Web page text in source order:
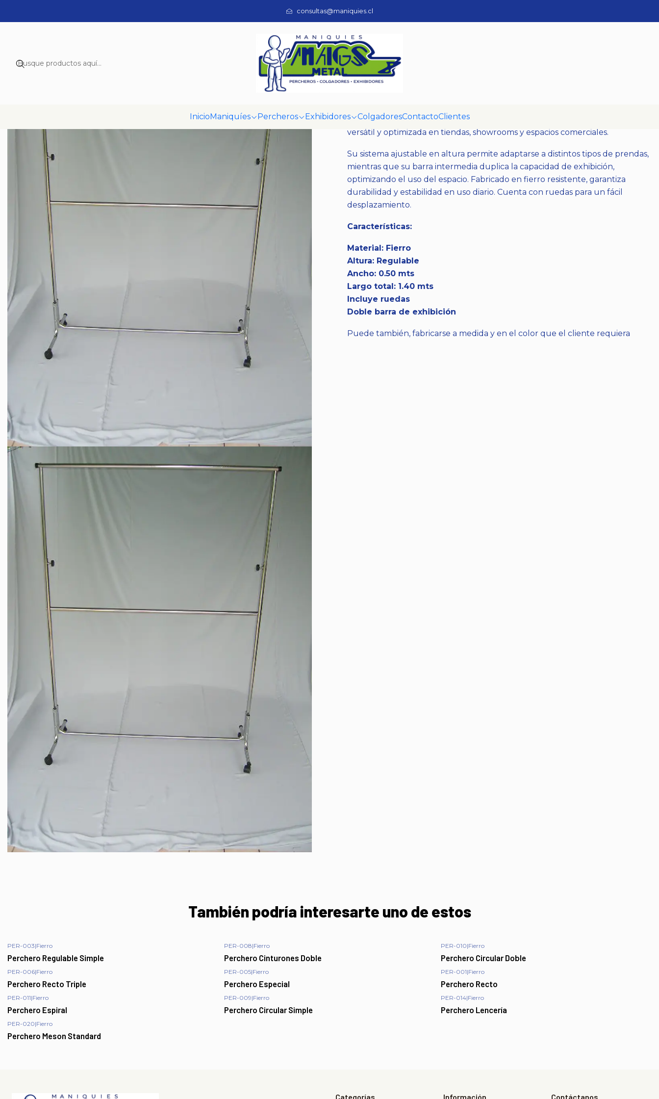
InicioManiquíes Percheros Exhibidores ColgadoresContactoClientes
consultas@maniquies.cl
Percheros Percheros Perchero Regulable Doble
|
Perchero Regulable Doble
Mostrar stock de ubicaciones
Perchero regulable doble metálico,
versátil y optimizada en tiendas, showrooms y espacios comerciales.
Su sistema ajustable en altura permite adaptarse a distintos tipos de prendas,
mientras que su barra intermedia duplica la capacidad de exhibición,
optimizando el uso del espacio. Fabricado en fierro resistente, garantiza
durabilidad y estabilidad en uso diario. Cuenta con ruedas para un fácil
desplazamiento.
Características:
Material: Fierro
Altura: Regulable
Ancho: 0.50 mts
Largo total: 1.40 mts
Incluye ruedas
Doble barra de exhibición
Puede también, fabricarse a medida y en el color que el cliente requiera
También podría interesarte uno de estos
PER-003|Fierro
Perchero Regulable Simple
PER-008|Fierro
Perchero Cinturones Doble
PER-010|Fierro
Perchero Circular Doble
PER-006|Fierro
Perchero Recto Triple
PER-005|Fierro
Perchero Especial
PER-001|Fierro
Perchero Recto
PER-011|Fierro
Perchero Espiral
PER-009|Fierro
Perchero Circular Simple
PER-014|Fierro
Perchero Lencería
PER-020|Fierro
Perchero Meson Standard
Categorías Información Contáctanos